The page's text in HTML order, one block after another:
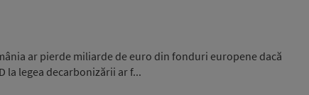
ar pierde miliarde de euro din fonduri europene dacă
la legea decarbonizării ar f...